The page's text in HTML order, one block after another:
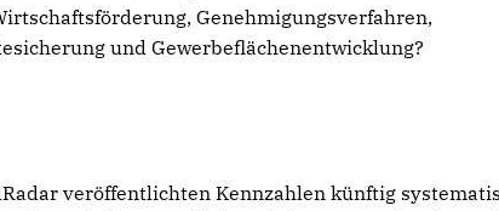
Genehmigungsverfahren,
und Gewerbeflächenentwicklung?
veröffentlichten Kennzahlen künftig